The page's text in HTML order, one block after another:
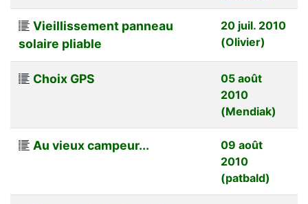
Vieillissement panneau
solaire pliable
20 juil. 2010
(Olivier)
Choix GPS
05 août
2010
(Mendiak)
Au vieux campeur...
09 août
2010
(patbald)